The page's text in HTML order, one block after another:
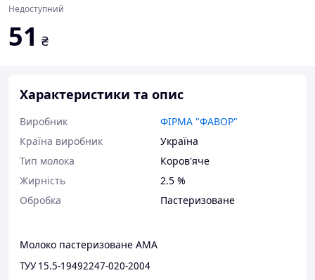
Недоступний
51 ₴
Характеристики та опис
Виробник
ФІРМА "ФАВОР"
Країна виробник
Україна
Тип молока
Коров'яче
Жирність
2.5 %
Обробка
Пастеризоване
Молоко пастеризоване АМА
ТУУ 15.5-19492247-020-2004